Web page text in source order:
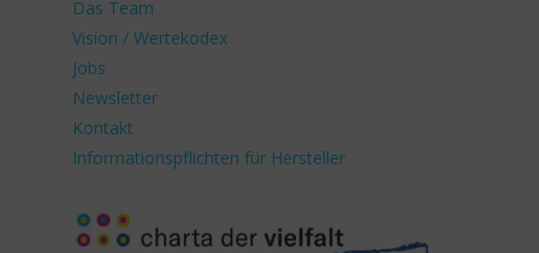
Das Team
Vision / Wertekodex
Jobs
Newsletter
Kontakt
Informationspflichten für Hersteller